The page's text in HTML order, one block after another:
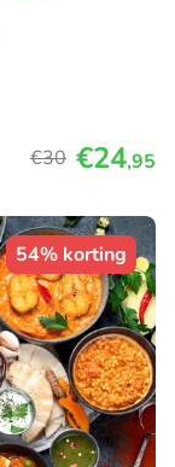
€30 €24,95
54% korting